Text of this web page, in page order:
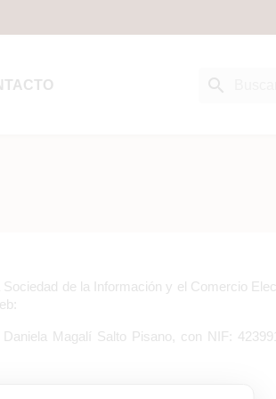
search
de la Información y el Comercio
Magalí Salto Pisano, con NIF: